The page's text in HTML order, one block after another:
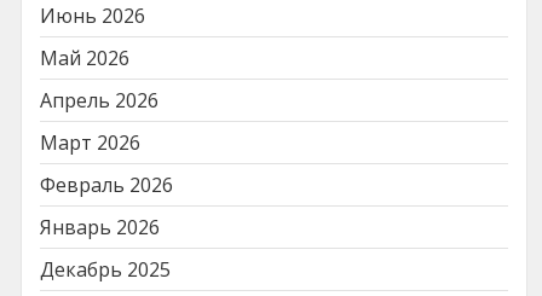
Июнь 2026
Май 2026
Апрель 2026
Март 2026
Февраль 2026
Январь 2026
Декабрь 2025